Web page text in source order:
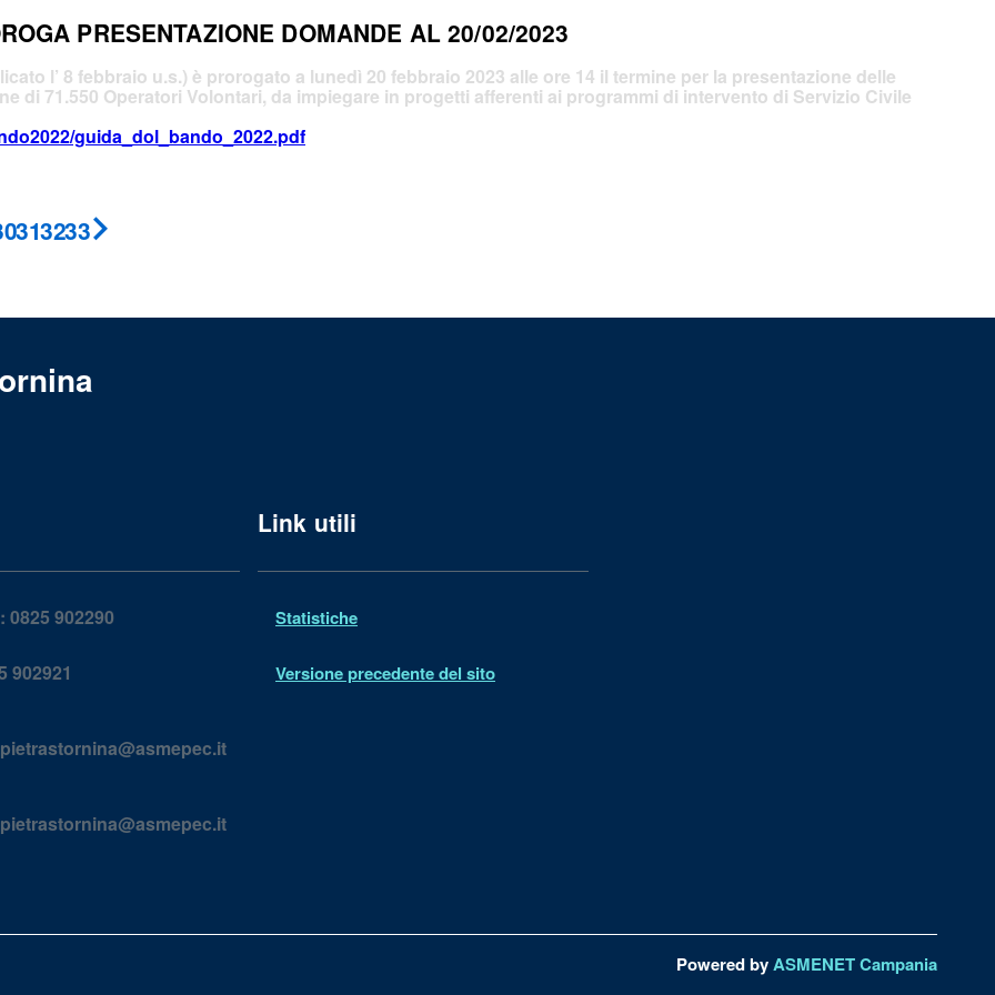
PRESENTAZIONE DOMANDE AL 20/02/2023
l’ 8 febbraio u.s.) è prorogato a lunedì 20 febbraio 2023 alle ore 14 il termine per la presentazione delle
di 71.550 Operatori Volontari, da impiegare in progetti afferenti ai programmi di intervento di Servizio Civile
guida_dol_bando_2022.pdf
313233
0825 902290
902921
Link utili
Statistiche
Versione precedente del sito
Powered byASMENET Campania